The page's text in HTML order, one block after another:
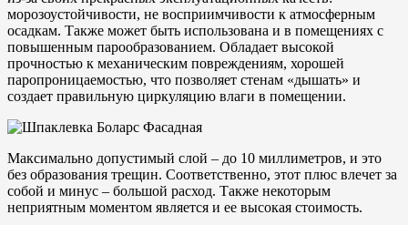
морозоустойчивости, не восприимчивости к атмосферным
осадкам. Также может быть использована и в помещениях с
повышенным парообразованием. Обладает высокой
прочностью к механическим повреждениям, хорошей
паропроницаемостью, что позволяет стенам «дышать» и
создает правильную циркуляцию влаги в помещении.
Максимально допустимый слой – до 10 миллиметров, и это
без образования трещин. Соответственно, этот плюс влечет за
собой и минус – большой расход. Также некоторым
неприятным моментом является и ее высокая стоимость.